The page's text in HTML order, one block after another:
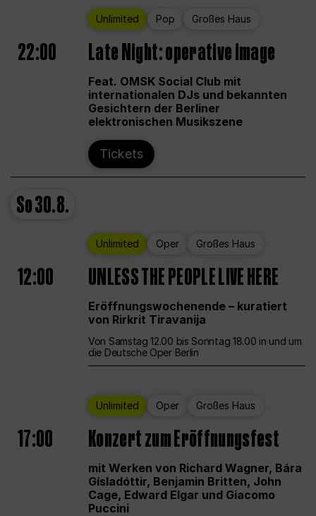
Unlimited Pop Großes Haus
22:00 Late Night: operative image
Feat. OMSK Social Club mit
internationalen DJs und bekannten
Gesichtern der Berliner
elektronischen Musikszene
Tickets
So30.8.
Unlimited Oper Großes Haus
12:00 UNLESS THE PEOPLE LIVE HERE
Eröffnungswochenende – kuratiert
von Rirkrit Tiravanija
Von Samstag 12.00 bis Sonntag 18.00 in und um
die Deutsche Oper Berlin
Unlimited Oper Großes Haus
17:00 Konzert zum Eröffnungsfest
mit Werken von Richard Wagner, Bára
Gísladóttir, Benjamin Britten, John
Cage, Edward Elgar und Giacomo
Puccini